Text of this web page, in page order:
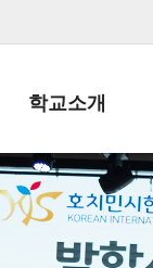
학교소개
학교장인사말
학생회장인사말
학교상징